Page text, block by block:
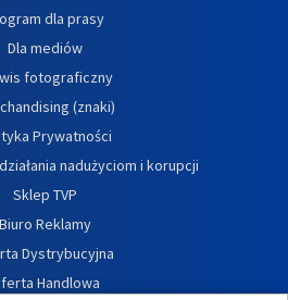
dla prasy
Dla mediów
fotograficzny
(znaki)
Prywatności
nadużyciom i korupcji
Sklep TVP
Biuro Reklamy
Dystrybucyjna
Handlowa